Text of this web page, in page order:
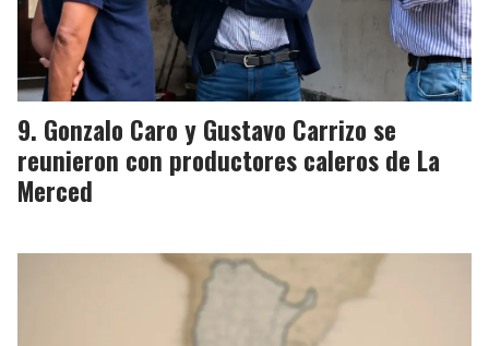
Gonzalo Caro y Gustavo Carrizo se
reunieron con productores caleros de La
Merced